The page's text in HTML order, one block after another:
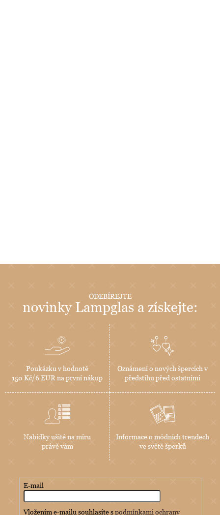
ODEBÍREJTE
novinky Lampglas a získejte:
Poukázku v hodnotě
150 Kč/6 EUR na první nákup
Oznámení o nových špercích v
předstihu před ostatními
Nabídky ušité na míru
právě vám
Informace o módních trendech
ve světě šperků
E-mail
Vložením e-mailu souhlasíte spodmínkami ochrany